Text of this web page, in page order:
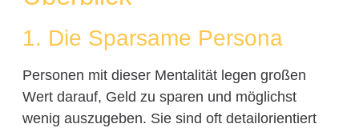
1. Die Sparsame Persona
Personen mit dieser Mentalität legen großen
Wert darauf, Geld zu sparen und möglichst
wenig auszugeben. Sie sind oft detailorientiert